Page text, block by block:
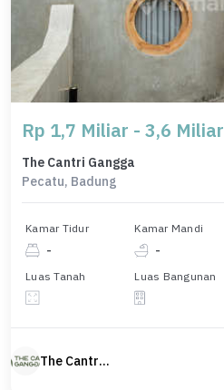
Rp 1,7 Miliar - 3,6 Miliar
The Cantri Gangga
Pecatu, Badung
Kamar Tidur
-
Kamar Mandi
-
Luas Tanah Luas Bangunan
The Cantri Gangga